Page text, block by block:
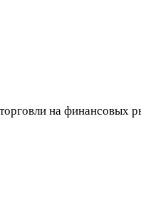
на финансовых